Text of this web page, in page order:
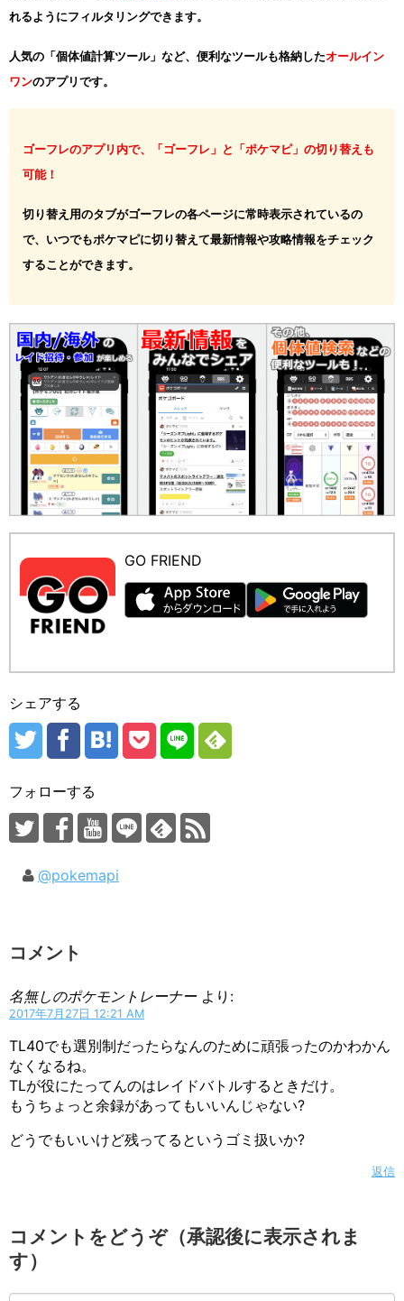
れるようにフィルタリングできます。
人気の「個体値計算ツール」など、便利なツールも格納したオールイン
ワンのアプリです。
ゴーフレのアプリ内で、「ゴーフレ」と「ポケマピ」の切り替えも
可能！
切り替え用のタブがゴーフレの各ページに常時表示されているの
で、いつでもポケマピに切り替えて最新情報や攻略情報をチェック
することができます。
GO FRIEND
シェアする
フォローする
@pokemapi
コメント
名無しのポケモントレーナー より:
2017年7月27日 12:21 AM
TL40でも選別制だったらなんのために頑張ったのかわかん
なくなるね。
TLが役にたってんのはレイドバトルするときだけ。
もうちょっと余録があってもいいんじゃない?
どうでもいいけど残ってるというゴミ扱いか?
返信
コメントをどうぞ（承認後に表示されま
す）